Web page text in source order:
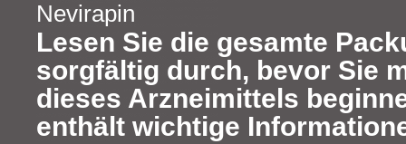
Nevirapin
Lesen Sie die gesamte
sorgfältig durch, bevor Sie
dieses Arzneimittels
enthält wichtige